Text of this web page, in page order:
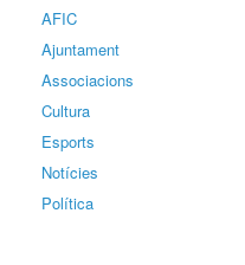
AFIC
Ajuntament
Associacions
Cultura
Esports
Notícies
Política